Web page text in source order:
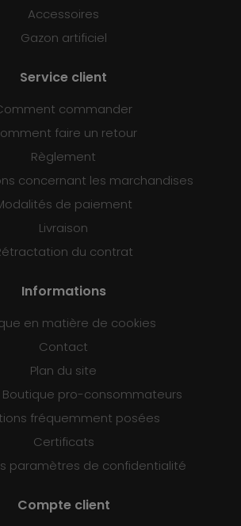
Accessoires
Gazon artificiel
Service client
commander
faire un retour
Règlement
concernant les marchandises
de paiement
Livraison
du contrat
Informations
en matière de cookies
Contact
Plan du site
pro-consommateurs
fréquemment posées
Certificats
paramètres de confidentialité
Compte client